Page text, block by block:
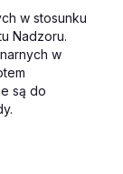
w stosunku
Nadzoru.
w
są do